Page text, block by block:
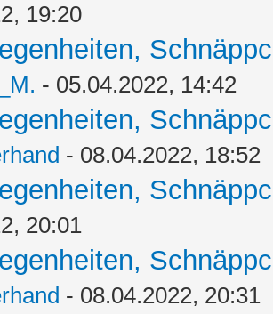
19:20
- 05.04.2022, 14:42
- 08.04.2022, 18:52
20:01
- 08.04.2022, 20:31